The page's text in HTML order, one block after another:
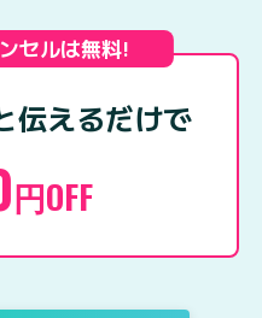
セルは無料!
伝えるだけで
円OFF